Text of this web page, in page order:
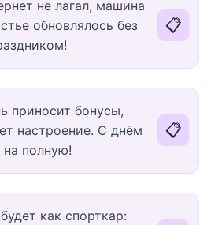
не лагал, машина
обновлялось без
📋
приносит бонусы,
настроение. С днём
полную!
📋
как спорткар: